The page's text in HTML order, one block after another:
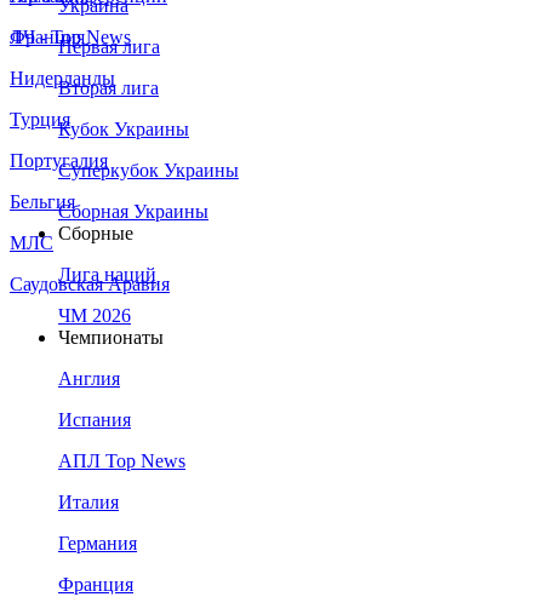
Франция
Нидерланды
Турция
Португалия
Бельгия
МЛС
Саудовская Аравия
ЛЧ - Top News
Украина
Первая лига
Вторая лига
Кубок Украины
Суперкубок Украины
Сборная Украины
Сборные
Лига наций
ЧМ 2026
Чемпионаты
Англия
Испания
АПЛ Top News
Италия
Германия
Франция